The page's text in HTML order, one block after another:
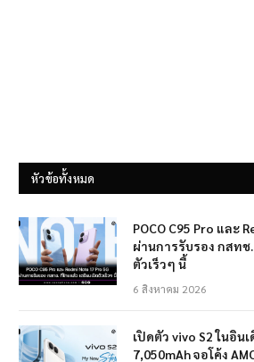
หัวข้อทั้งหมด
POCO C95 Pro และ
ผ่านการรับรอง กสทช
ตัวเร็วๆ นี้
6 สิงหาคม 2026
เปิดตัว vivo S2 ในอิน
7,050mAh จอโค้ง